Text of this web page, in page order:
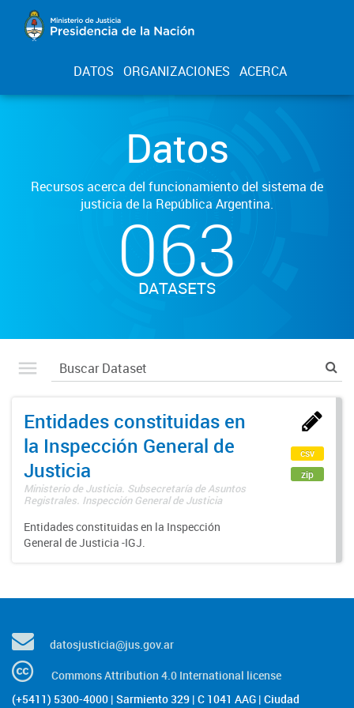
DATOS ORGANIZACIONES ACERCA
Datos
Recursos acerca del funcionamiento del sistema de
justicia de la República Argentina.
063
DATASETS
Entidades constituidas en
la Inspección General de
Justicia
Ministerio de Justicia. Subsecretaría de Asuntos
Registrales. Inspección General de Justicia
Entidades constituidas en la Inspección
General de Justicia -IGJ.
csv
zip
datosjusticia@jus.gov.ar
Commons Attribution 4.0 International license
(+5411) 5300-4000 | Sarmiento 329 | C 1041 AAG | Ciudad